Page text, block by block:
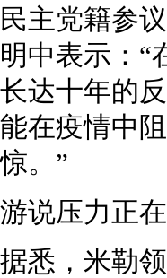
民主党籍参
明中表示：“
长达十年的
能在疫情中
惊。”
游说压力正
据悉，米勒